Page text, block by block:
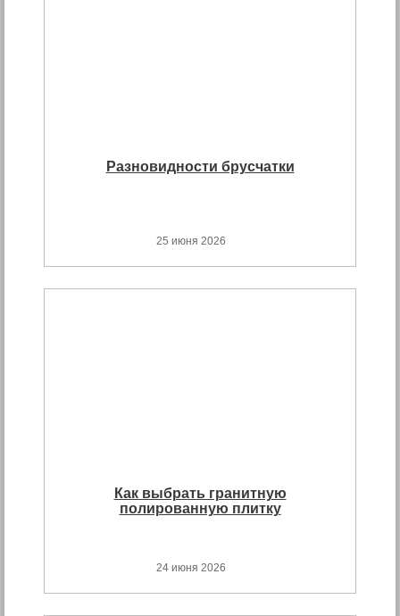
Разновидности брусчатки
25 июня 2026
Как выбрать гранитную
полированную плитку
24 июня 2026